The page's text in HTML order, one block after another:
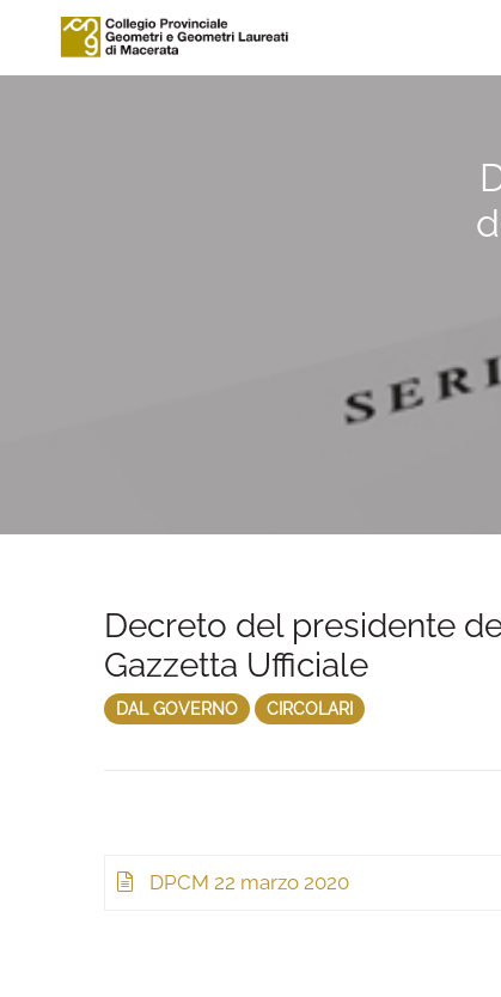
Decreto del presidente
Gazzetta Ufficiale
DAL GOVERNO CIRCOLARI
DPCM 22 marzo 2020